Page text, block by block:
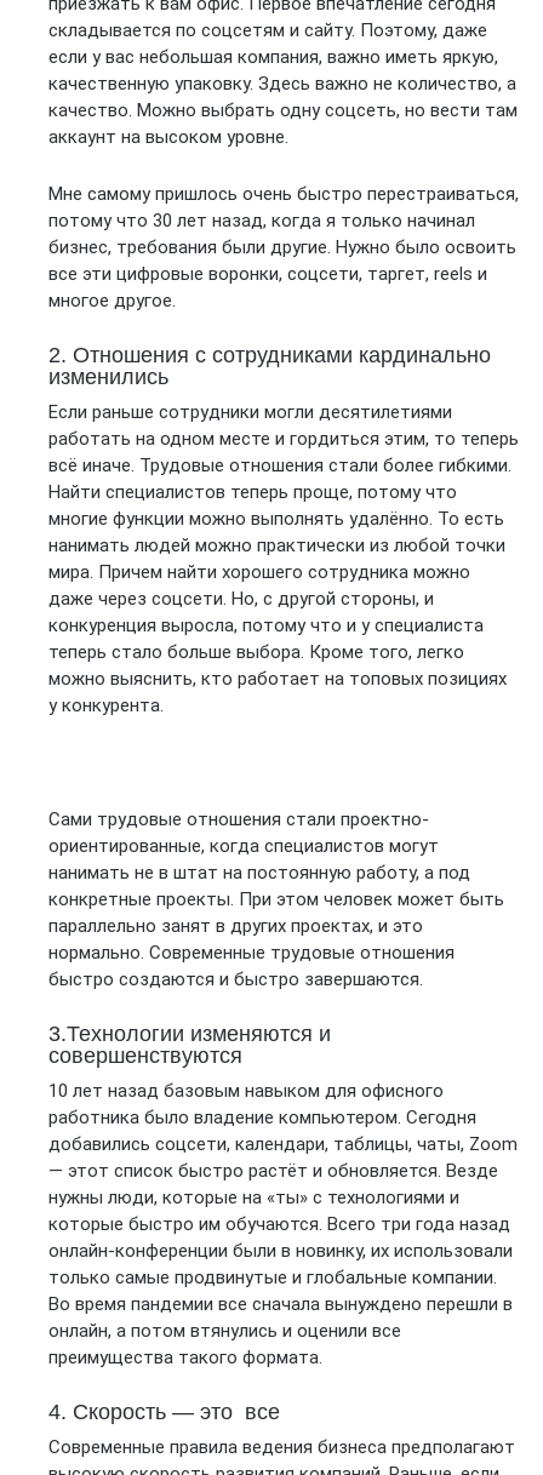
складывается по соцсетям и сайту. Поэтому, даже
если у вас небольшая компания, важно иметь яркую,
качественную упаковку. Здесь важно не количество, а
качество. Можно выбрать одну соцсеть, но вести там
аккаунт на высоком уровне.
Мне самому пришлось очень быстро перестраиваться,
потому что 30 лет назад, когда я только начинал
бизнес, требования были другие. Нужно было освоить
все эти цифровые воронки, соцсети, таргет, reels и
многое другое.
2. Отношения с сотрудниками кардинально
изменились
Если раньше сотрудники могли десятилетиями
работать на одном месте и гордиться этим, то теперь
всё иначе. Трудовые отношения стали более гибкими.
Найти специалистов теперь проще, потому что
многие функции можно выполнять удалённо. То есть
нанимать людей можно практически из любой точки
мира. Причем найти хорошего сотрудника можно
даже через соцсети. Но, с другой стороны, и
конкуренция выросла, потому что и у специалиста
теперь стало больше выбора. Кроме того, легко
можно выяснить, кто работает на топовых позициях
у конкурента.
Сами трудовые отношения стали проектно-
ориентированные, когда специалистов могут
нанимать не в штат на постоянную работу, а под
конкретные проекты. При этом человек может быть
параллельно занят в других проектах, и это
нормально. Современные трудовые отношения
быстро создаются и быстро завершаются.
3.Технологии изменяются и
совершенствуются
10 лет назад базовым навыком для офисного
работника было владение компьютером. Сегодня
добавились соцсети, календари, таблицы, чаты, Zoom
— этот список быстро растёт и обновляется. Везде
нужны люди, которые на «ты» с технологиями и
которые быстро им обучаются. Всего три года назад
онлайн-конференции были в новинку, их использовали
только самые продвинутые и глобальные компании.
Во время пандемии все сначала вынуждено перешли в
онлайн, а потом втянулись и оценили все
преимущества такого формата.
4. Скорость — это все
Современные правила ведения бизнеса предполагают